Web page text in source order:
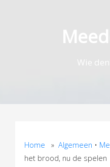
Wie
Home »Algemeen •
het brood, nu de spelen